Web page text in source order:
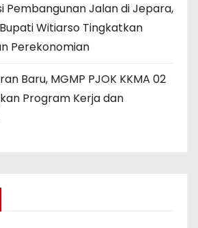
Pembangunan Jalan di Jepara,
Witiarso Tingkatkan
Perekonomian
Baru, MGMP PJOK KKMA 02
Program Kerja dan